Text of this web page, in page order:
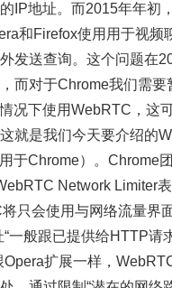
IP地址。而2015年年初
和Firefox使用用于视频
发送查询。这个问题在
而对于Chrome我们需要
况下使用WebRTC，这
就是我们今天要介绍的
于Chrome）。Chrome
Network Limiter
只会使用与网络流量界
“一般跟已提供给HTTP请
Opera扩展一样，